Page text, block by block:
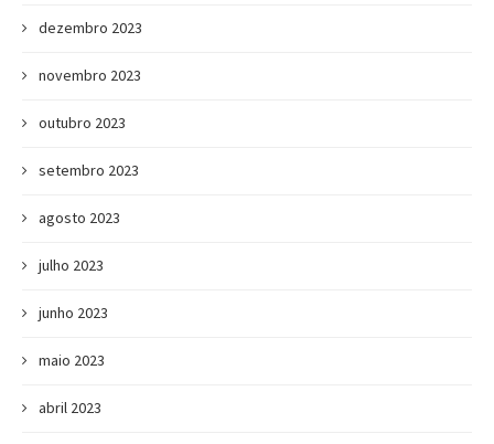
dezembro 2023
novembro 2023
outubro 2023
setembro 2023
agosto 2023
julho 2023
junho 2023
maio 2023
abril 2023